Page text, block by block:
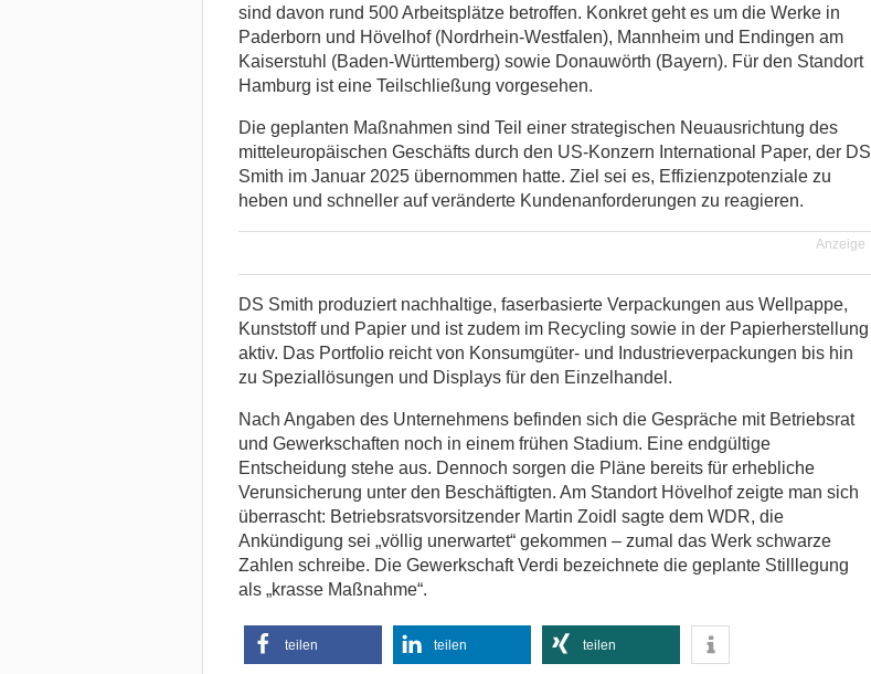
sind davon rund 500 Arbeitsplätze betroffen. Konkret geht es um die Werke in
Paderborn und Hövelhof (Nordrhein-Westfalen), Mannheim und Endingen am
Kaiserstuhl (Baden-Württemberg) sowie Donauwörth (Bayern). Für den Standort
Hamburg ist eine Teilschließung vorgesehen.
Die geplanten Maßnahmen sind Teil einer strategischen Neuausrichtung des
mitteleuropäischen Geschäfts durch den US-Konzern International Paper, der DS
Smith im Januar 2025 übernommen hatte. Ziel sei es, Effizienzpotenziale zu
heben und schneller auf veränderte Kundenanforderungen zu reagieren.
Anzeige
DS Smith produziert nachhaltige, faserbasierte Verpackungen aus Wellpappe,
Kunststoff und Papier und ist zudem im Recycling sowie in der Papierherstellung
aktiv. Das Portfolio reicht von Konsumgüter- und Industrieverpackungen bis hin
zu Speziallösungen und Displays für den Einzelhandel.
Nach Angaben des Unternehmens befinden sich die Gespräche mit Betriebsrat
und Gewerkschaften noch in einem frühen Stadium. Eine endgültige
Entscheidung stehe aus. Dennoch sorgen die Pläne bereits für erhebliche
Verunsicherung unter den Beschäftigten. Am Standort Hövelhof zeigte man sich
überrascht: Betriebsratsvorsitzender Martin Zoidl sagte dem WDR, die
Ankündigung sei „völlig unerwartet“ gekommen – zumal das Werk schwarze
Zahlen schreibe. Die Gewerkschaft Verdi bezeichnete die geplante Stilllegung
als „krasse Maßnahme“.
teilen teilen teilen